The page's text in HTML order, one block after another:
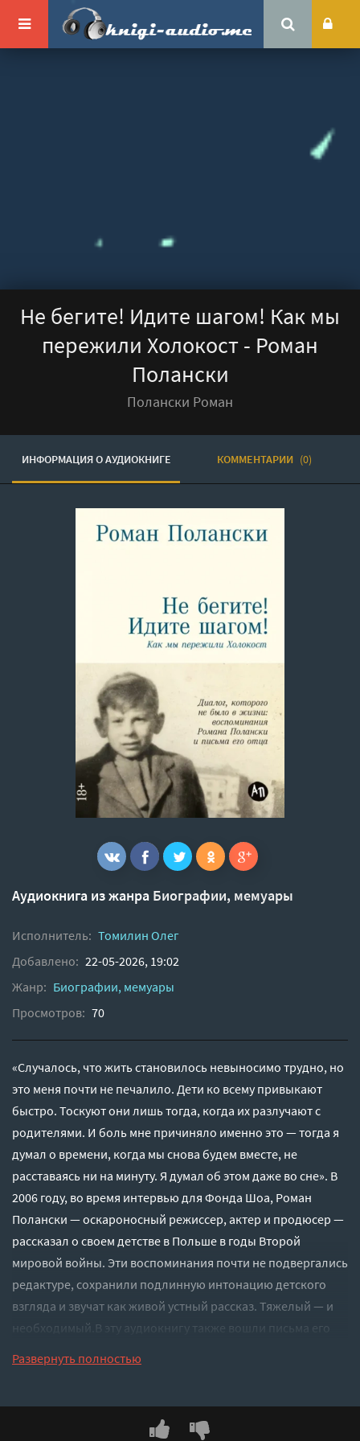
Не бегите! Идите шагом! Как мы
пережили Холокост - Роман
Полански
Полански Роман
ИНФОРМАЦИЯ О АУДИОКНИГЕ КОММЕНТАРИИ (0)
Аудиокнига из жанра Биографии, мемуары
Исполнитель: Томилин Олег
Добавлено: 22-05-2026, 19:02
Жанр: Биографии, мемуары
Просмотров: 70
«Случалось, что жить становилось невыносимо трудно, но
это меня почти не печалило. Дети ко всему привыкают
быстро. Тоскуют они лишь тогда, когда их разлучают с
родителями. И боль мне причиняло именно это — тогда я
думал о времени, когда мы снова будем вместе, не
расставаясь ни на минуту. Я думал об этом даже во сне». В
2006 году, во время интервью для Фонда Шоа, Роман
Полански — оскароносный режиссер, актер и продюсер —
рассказал о своем детстве в Польше в годы Второй
мировой войны. Эти воспоминания почти не подвергались
редактуре, сохранили подлинную интонацию детского
взгляда и звучат как живой устный рассказ. Тяжелый — и
необходимый.В эту аудиокнигу также вошли письма его
публикуются впервые.Оккупация Кракова, гетто, побег,
свидетельства катастрофы от первого лица и важная
Развернуть полностью